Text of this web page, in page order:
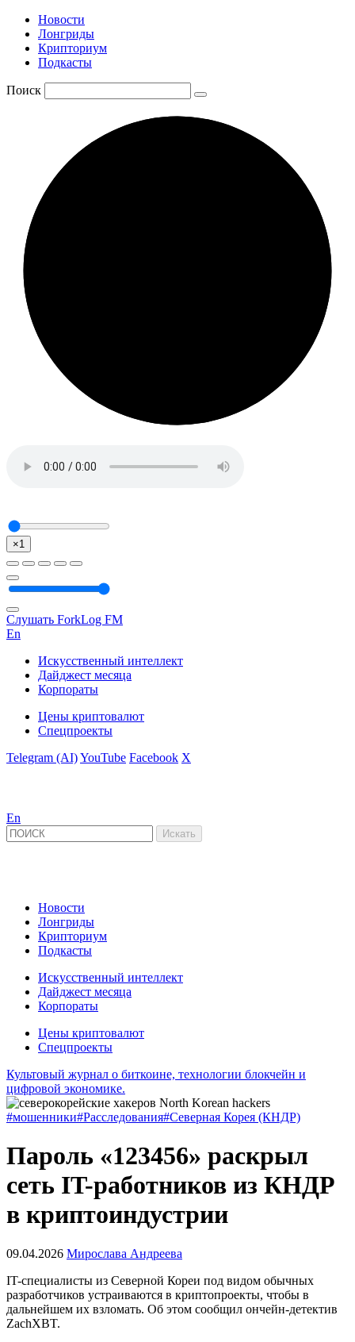
Новости
Лонгриды
Крипториум
Подкасты
Поиск
×1
Слушать ForkLog FM
En
Искусственный интеллект
Дайджест месяца
Корпораты
Цены криптовалют
Спецпроекты
Telegram (AI)YouTube Facebook X
En
Новости
Лонгриды
Крипториум
Подкасты
Искусственный интеллект
Дайджест месяца
Корпораты
Цены криптовалют
Спецпроекты
Культовый журнал о биткоине, технологии блокчейн и
цифровой экономике.
#мошенники#Расследования#Северная Корея (КНДР)
Пароль «123456» раскрыл
сеть IT-работников из КНДР
в криптоиндустрии
09.04.2026 Мирослава Андреева
IT-специалисты из Северной Кореи под видом обычных
разработчиков устраиваются в криптопроекты, чтобы в
дальнейшем их взломать. Об этом сообщил ончейн-детектив
ZachXBT.